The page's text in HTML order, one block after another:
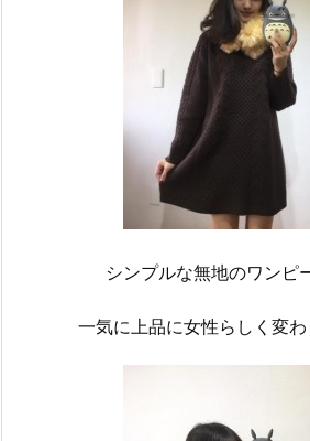
シンプルな無地のワンピ
一気に上品に女性らしく変